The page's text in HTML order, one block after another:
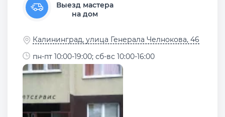
Выезд мастера
на дом
Калининград, улица Генерала Челнокова, 46
пн-пт 10:00-19:00; сб-вс 10:00-16:00